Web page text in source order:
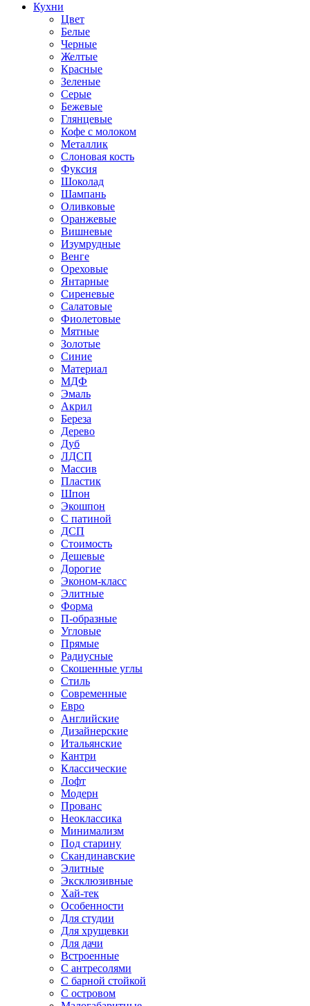
Кухни
Цвет
Белые
Черные
Желтые
Красные
Зеленые
Серые
Бежевые
Глянцевые
Кофе с молоком
Металлик
Слоновая кость
Фуксия
Шоколад
Шампань
Оливковые
Оранжевые
Вишневые
Изумрудные
Венге
Ореховые
Янтарные
Сиреневые
Салатовые
Фиолетовые
Мятные
Золотые
Синие
Материал
МДФ
Эмаль
Акрил
Береза
Дерево
Дуб
ЛДСП
Массив
Пластик
Шпон
Экошпон
С патиной
ДСП
Стоимость
Дешевые
Дорогие
Эконом-класс
Элитные
Форма
П-образные
Угловые
Прямые
Радиусные
Скошенные углы
Стиль
Современные
Евро
Английские
Дизайнерские
Итальянские
Кантри
Классические
Лофт
Модерн
Прованс
Неоклассика
Минимализм
Под старину
Скандинавские
Элитные
Эксклюзивные
Хай-тек
Особенности
Для студии
Для хрущевки
Для дачи
Встроенные
С антресолями
С барной стойкой
С островом